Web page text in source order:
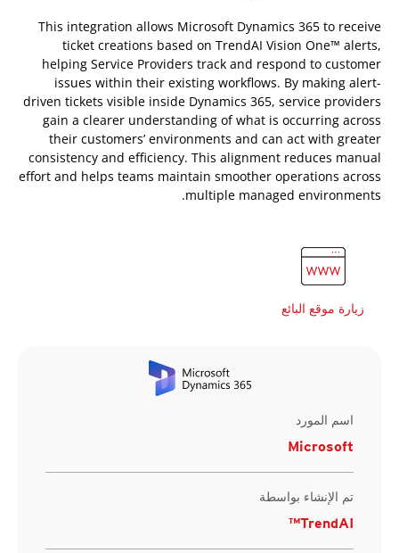
This integration allows Microsoft Dynamics 365 to receive
ticket creations based on TrendAI Vision One™ alerts,
helping Service Providers track and respond to customer
issues within their existing workflows. By making alert-
driven tickets visible inside Dynamics 365, service providers
gain a clearer understanding of what is occurring across
their customers’ environments and can act with greater
consistency and efficiency. This alignment reduces manual
effort and helps teams maintain smoother operations across
multiple managed environments.
زيارة موقع البائع
اسم المورد
Microsoft
تم الإنشاء بواسطة
TrendAI™